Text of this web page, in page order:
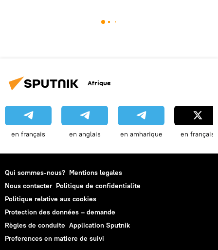
Afrique
en français en anglais en amharique en français
Qui sommes-nous? Mentions legales
Nous contacter Politique de confidentialite
Politique relative aux cookies
Protection des données – demande
Règles de conduite Application Sputnik
Preferences en matiere de suivi